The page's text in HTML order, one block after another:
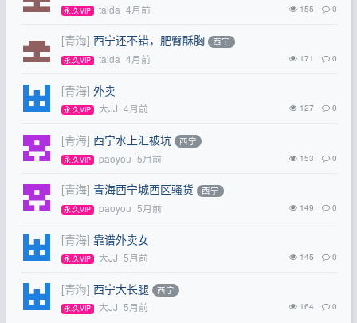
永.久VIP taida 4月前 155 0
[青海] 西宁还不错，肥臀酥胸 西宁
永.久VIP taida 4月前 171 0
[青海] 外卖
永.久VIP 大JJ 4月前 127 0
[青海] 西宁水上汇被坑 西宁
永.久VIP paoyou 5月前 153 0
[青海] 青海西宁城西区骚货 西宁
永.久VIP paoyou 5月前 149 0
[青海] 靠谱外卖女
永.久VIP 大JJ 5月前 145 0
[青海] 西宁大长腿 西宁
永.久VIP 大JJ 5月前 164 0